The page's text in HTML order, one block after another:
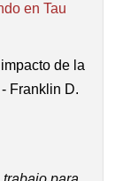
en Tau
de la
Franklin D.